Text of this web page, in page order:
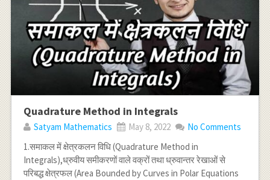
Quadrature Method in Integrals
Satyam Mathematics May 8, 2022
No Comments
1.समाकल में क्षेत्रकलन विधि (Quadrature Method in
Integrals),ध्रुवीय समीकरणों वाले वक्रों तथा ध्रुवान्तर रेखाओं से
परिबद्ध क्षेत्रफल (Area Bounded by Curves in Polar Equations